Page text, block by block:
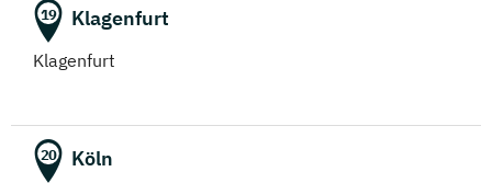
19 Klagenfurt
Klagenfurt
20 Köln